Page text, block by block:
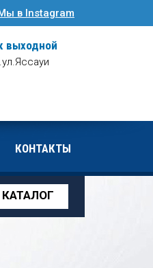
в Instagram
выходной
КОНТАКТЫ